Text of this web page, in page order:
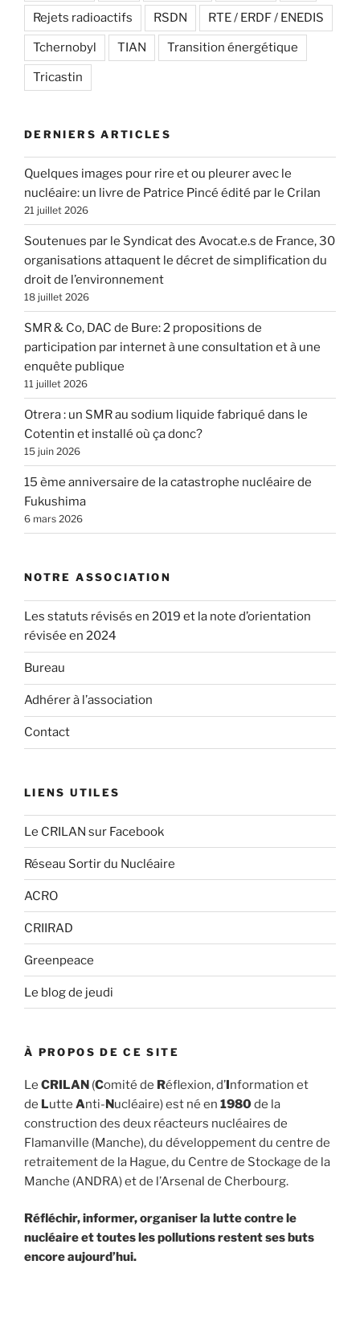
Rejets radioactifs RSDN RTE / ERDF / ENEDIS
Tchernobyl TIAN Transition énergétique
Tricastin
DERNIERS ARTICLES
Quelques images pour rire et ou pleurer avec le
nucléaire: un livre de Patrice Pincé édité par le Crilan
21 juillet 2026
Soutenues par le Syndicat des Avocat.e.s de France, 30
organisations attaquent le décret de simplification du
droit de l’environnement
18 juillet 2026
SMR & Co, DAC de Bure: 2 propositions de
participation par internet à une consultation et à une
enquête publique
11 juillet 2026
Otrera : un SMR au sodium liquide fabriqué dans le
Cotentin et installé où ça donc?
15 juin 2026
15 ème anniversaire de la catastrophe nucléaire de
Fukushima
6 mars 2026
NOTRE ASSOCIATION
Les statuts révisés en 2019 et la note d’orientation
révisée en 2024
Bureau
Adhérer à l’association
Contact
LIENS UTILES
Le CRILAN sur Facebook
Réseau Sortir du Nucléaire
ACRO
CRIIRAD
Greenpeace
Le blog de jeudi
À PROPOS DE CE SITE
Le CRILAN (Comité de Réflexion, d’Information et
de Lutte Anti-Nucléaire) est né en 1980de la
construction des deux réacteurs nucléaires de
Flamanville (Manche), du développement du centre de
retraitement de la Hague, du Centre de Stockage de la
Manche (ANDRA) et de l’Arsenal de Cherbourg.
Réfléchir, informer, organiser la lutte contre le
nucléaire et toutes les pollutions restent ses buts
encore aujourd’hui.